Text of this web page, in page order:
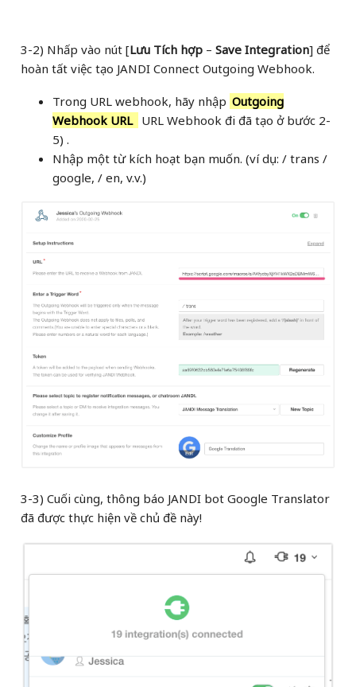
3-2) Nhấp vào nút [Lưu Tích hợp –Save Integration] để
hoàn tất việc tạo JANDI Connect Outgoing Webhook.
Trong URL webhook, hãy nhập Outgoing
Webhook URL URL Webhook đi đã tạo ở bước 2-
5) .
Nhập một từ kích hoạt bạn muốn. (ví dụ: / trans /
google, / en, v.v.)
3-3) Cuối cùng, thông báo JANDI bot Google Translator
đã được thực hiện về chủ đề này!